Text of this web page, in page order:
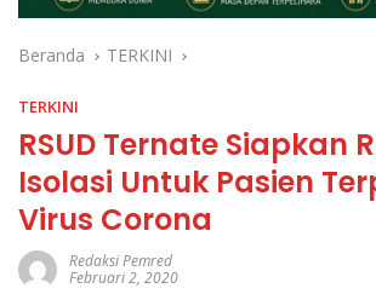
Beranda TERKINI
TERKINI
RSUD Ternate Siapkan
Isolasi Untuk Pasien
Virus Corona
Redaksi Pemred
Februari 2, 2020